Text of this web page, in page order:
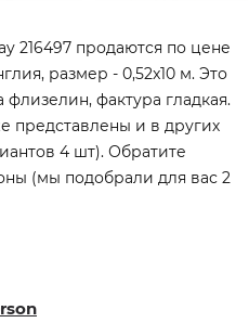
216497 продаются по цене
размер - 0,52x10 м. Это
фактура гладкая.
представлены и в других
4 шт). Обратите
(мы подобрали для вас 2